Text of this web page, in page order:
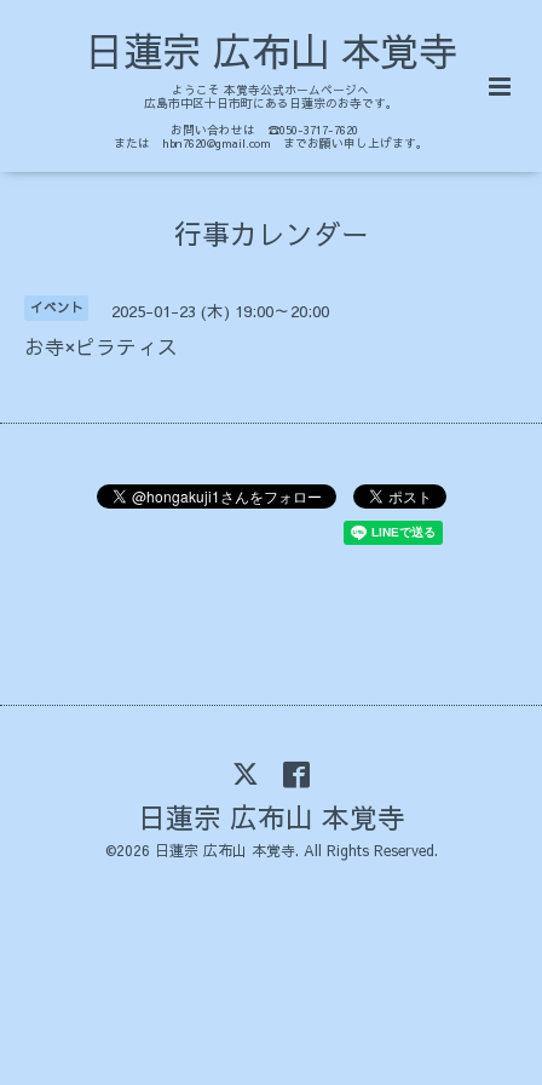
日蓮宗 広布山 本覚寺
ようこそ 本覚寺公式ホームページへ
広島市中区十日市町にある日蓮宗のお寺です。
お問い合わせは ☎050-3717-7620
または hbn7620@gmail.com までお願い申し上げます。
行事カレンダー
イベント 2025-01-23 (木) 19:00～20:00
お寺×ピラティス
日蓮宗 広布山 本覚寺
©2026 日蓮宗 広布山 本覚寺. All Rights Reserved.